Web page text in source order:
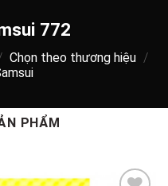
772
Chọn theo thương hiệu /
PHẨM